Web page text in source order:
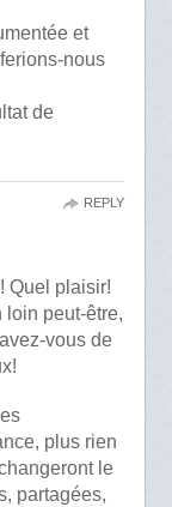
et
nous
de
Quel plaisir!
loin peut-être,
vous de
plus rien
le
partagées,
REPLY